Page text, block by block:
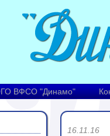
ВФСО "Динамо"
16.11.16